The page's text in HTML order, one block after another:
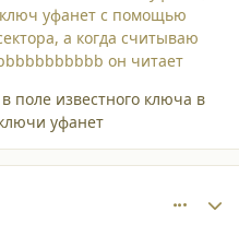
ключ уфанет с помощью
а когда считываю
он читает
поле известного ключа в
уфанет